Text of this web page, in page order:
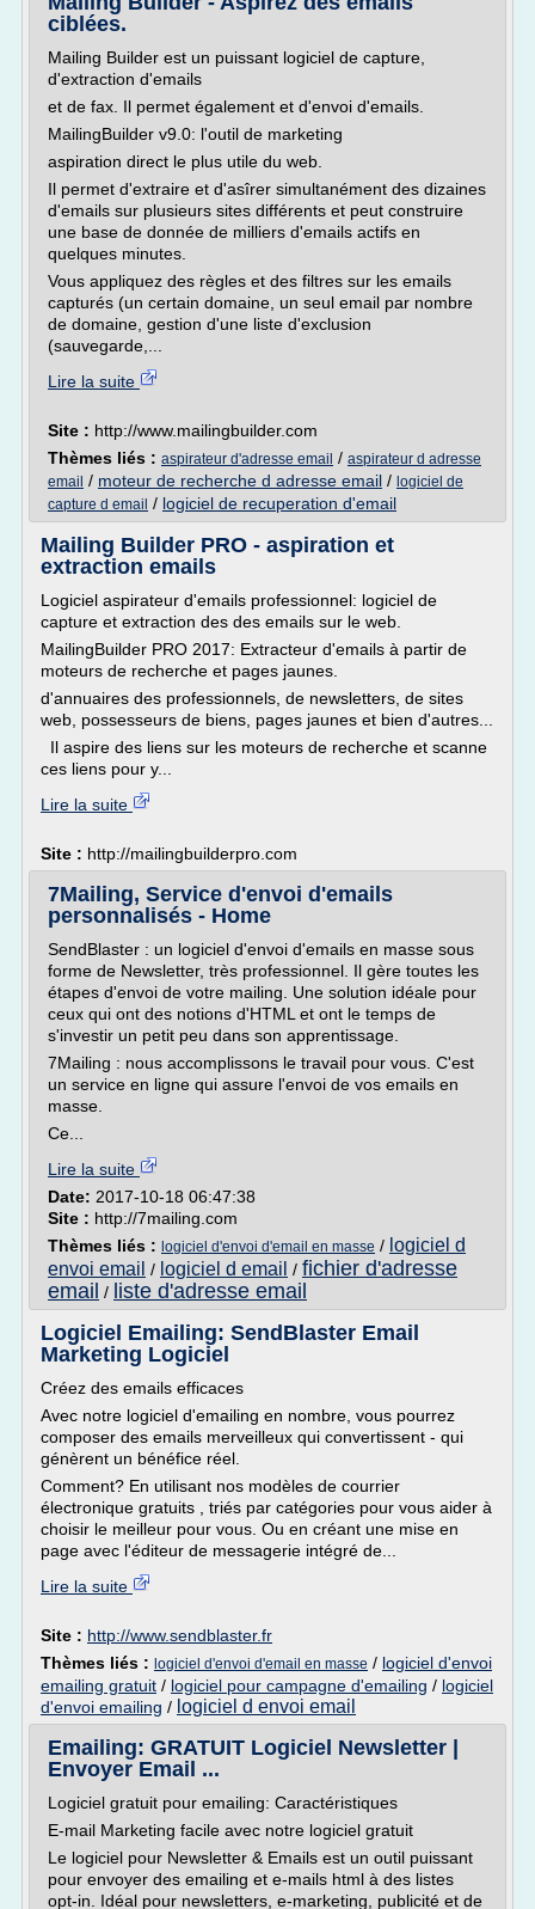
ciblées.
Mailing Builder est un puissant logiciel de capture,
d'extraction d'emails
et de fax. Il permet également et d'envoi d'emails.
MailingBuilder v9.0: l'outil de marketing
aspiration direct le plus utile du web.
Il permet d'extraire et d'asîrer simultanément des dizaines
d'emails sur plusieurs sites différents et peut construire
une base de donnée de milliers d'emails actifs en
quelques minutes.
Vous appliquez des règles et des filtres sur les emails
capturés (un certain domaine, un seul email par nombre
de domaine, gestion d'une liste d'exclusion
(sauvegarde,...
Lire la suite
Site : http://www.mailingbuilder.com
Thèmes liés : aspirateur d'adresse email / aspirateur d adresse
email / moteur de recherche d adresse email / logiciel de
capture d email / logiciel de recuperation d'email
Mailing Builder PRO - aspiration et
extraction emails
Logiciel aspirateur d'emails professionnel: logiciel de
capture et extraction des des emails sur le web.
MailingBuilder PRO 2017: Extracteur d'emails à partir de
moteurs de recherche et pages jaunes.
d'annuaires des professionnels, de newsletters, de sites
web, possesseurs de biens, pages jaunes et bien d'autres...
Il aspire des liens sur les moteurs de recherche et scanne
ces liens pour y...
Lire la suite
Site : http://mailingbuilderpro.com
7Mailing, Service d'envoi d'emails
personnalisés - Home
SendBlaster : un logiciel d'envoi d'emails en masse sous
forme de Newsletter, très professionnel. Il gère toutes les
étapes d'envoi de votre mailing. Une solution idéale pour
ceux qui ont des notions d'HTML et ont le temps de
s'investir un petit peu dans son apprentissage.
7Mailing : nous accomplissons le travail pour vous. C'est
un service en ligne qui assure l'envoi de vos emails en
masse.
Ce...
Lire la suite
Date: 2017-10-18 06:47:38
Site : http://7mailing.com
Thèmes liés : logiciel d'envoi d'email en masse / logiciel d
envoi email / logiciel d email / fichier d'adresse
email / liste d'adresse email
Logiciel Emailing: SendBlaster Email
Marketing Logiciel
Créez des emails efficaces
Avec notre logiciel d'emailing en nombre, vous pourrez
composer des emails merveilleux qui convertissent - qui
génèrent un bénéfice réel.
Comment? En utilisant nos modèles de courrier
électronique gratuits , triés par catégories pour vous aider à
choisir le meilleur pour vous. Ou en créant une mise en
page avec l'éditeur de messagerie intégré de...
Lire la suite
Site : http://www.sendblaster.fr
Thèmes liés : logiciel d'envoi d'email en masse / logiciel d'envoi
emailing gratuit / logiciel pour campagne d'emailing / logiciel
d'envoi emailing / logiciel d envoi email
Emailing: GRATUIT Logiciel Newsletter |
Envoyer Email ...
Logiciel gratuit pour emailing: Caractéristiques
E-mail Marketing facile avec notre logiciel gratuit
Le logiciel pour Newsletter & Emails est un outil puissant
pour envoyer des emailing et e-mails html à des listes
opt-in. Idéal pour newsletters, e-marketing, publicité et de